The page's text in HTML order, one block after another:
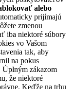
alebo
prijímajú
zmenou
iba niektoré súbory
vo Vašom
tak, aby
na pokus
Úplným zákazom
že niektoré
Keďže na trhu